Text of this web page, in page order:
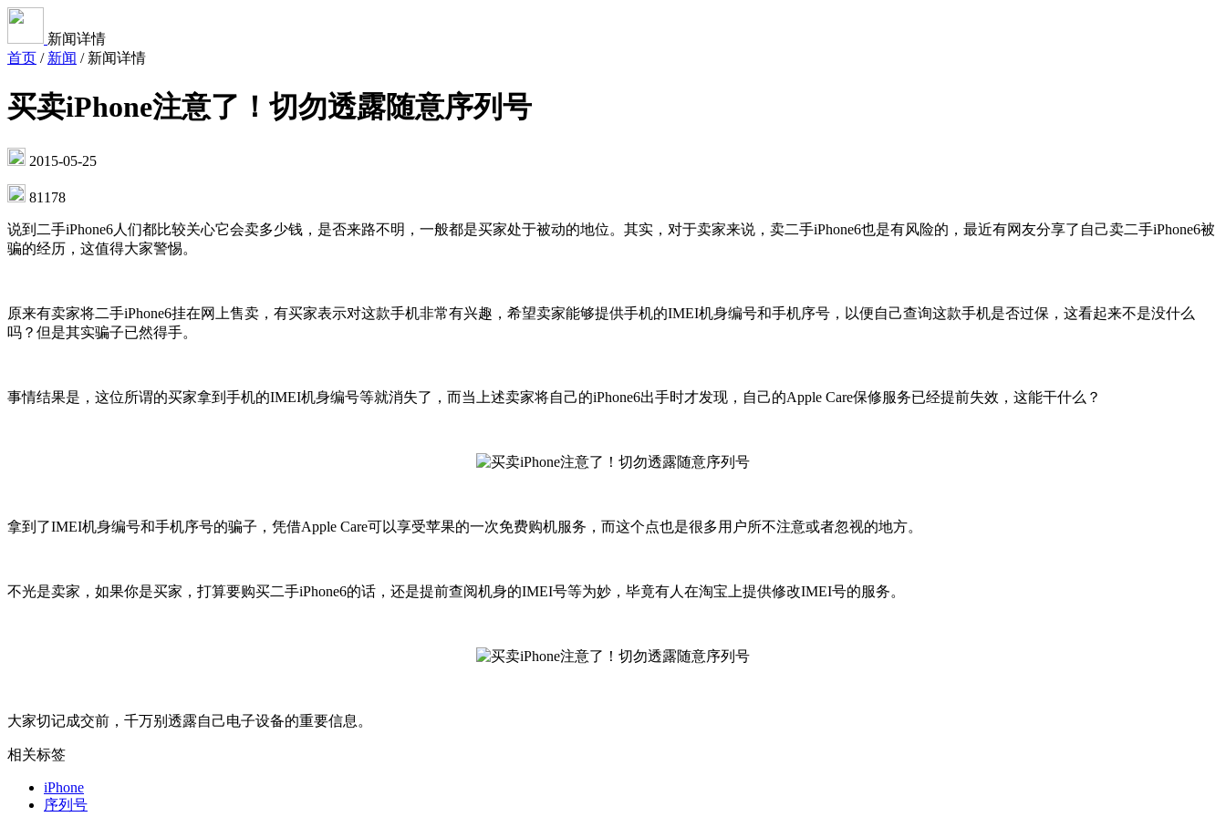
新闻详情
首页 / 新闻 / 新闻详情
买卖iPhone注意了！切勿透露随意序列号
2015-05-25
81178
说到二手iPhone6人们都比较关心它会卖多少钱，是否来路不明，一般都是买家处于被动的地位。其实，对于卖家来说，卖二手iPhone6也是有风险的，最近有网友分享了自己卖二手iPhone6被
骗的经历，这值得大家警惕。
原来有卖家将二手iPhone6挂在网上售卖，有买家表示对这款手机非常有兴趣，希望卖家能够提供手机的IMEI机身编号和手机序号，以便自己查询这款手机是否过保，这看起来不是没什么
吗？但是其实骗子已然得手。
事情结果是，这位所谓的买家拿到手机的IMEI机身编号等就消失了，而当上述卖家将自己的iPhone6出手时才发现，自己的Apple Care保修服务已经提前失效，这能干什么？
拿到了IMEI机身编号和手机序号的骗子，凭借Apple Care可以享受苹果的一次免费购机服务，而这个点也是很多用户所不注意或者忽视的地方。
不光是卖家，如果你是买家，打算要购买二手iPhone6的话，还是提前查阅机身的IMEI号等为妙，毕竟有人在淘宝上提供修改IMEI号的服务。
大家切记成交前，千万别透露自己电子设备的重要信息。
相关标签
iPhone
序列号